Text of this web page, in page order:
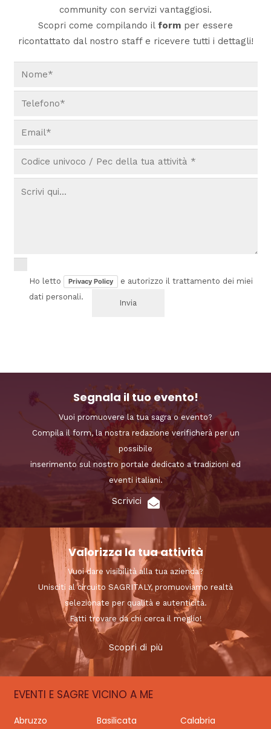
community con servizi vantaggiosi.
Scopri come compilando il form per essere
ricontattato dal nostro staff e ricevere tutti i dettagli!
Ho letto Privacy Policy
e autorizzo il trattamento dei miei
dati personali.
Segnala il tuo evento!
Vuoi promuovere la tua sagra o evento?
Compila il form, la nostra redazione verificherà per un
possibile
inserimento sul nostro portale dedicato a tradizioni ed
eventi italiani.
Scrivici
Valorizza la tua attività
Vuoi dare visibilità alla tua azienda?
Unisciti al circuito SAGRITALY, promuoviamo realtà
selezionate per qualità e autenticità.
Fatti trovare da chi cerca il meglio!
Scopri di più
EVENTI E SAGRE VICINO A ME
Abruzzo Basilicata
Calabria